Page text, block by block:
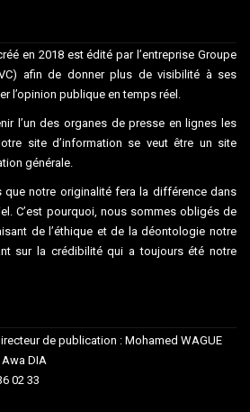
en 2018 est édité par l’entreprise Groupe
afin de donner plus de visibilité à ses
l’opinion publique en temps réel.
l’un des organes de presse en lignes les
site d’information se veut être un site
générale.
que notre originalité fera la différence dans
C’est pourquoi, nous sommes obligés de
de l’éthique et de la déontologie notre
sur la crédibilité qui a toujours été notre
de publication : Mohamed WAGUE
DIA
02 33